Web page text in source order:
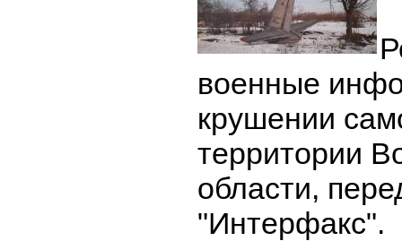
военные
крушении
территории
области,
"Интерфакс".